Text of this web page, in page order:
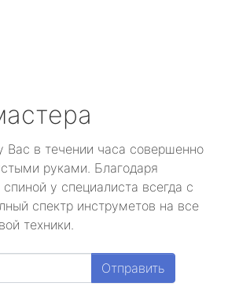
Вас в течении часа совершенно
руками. Благодаря
у специалиста всегда с
спектр инструметов на все
техники.
Отправить